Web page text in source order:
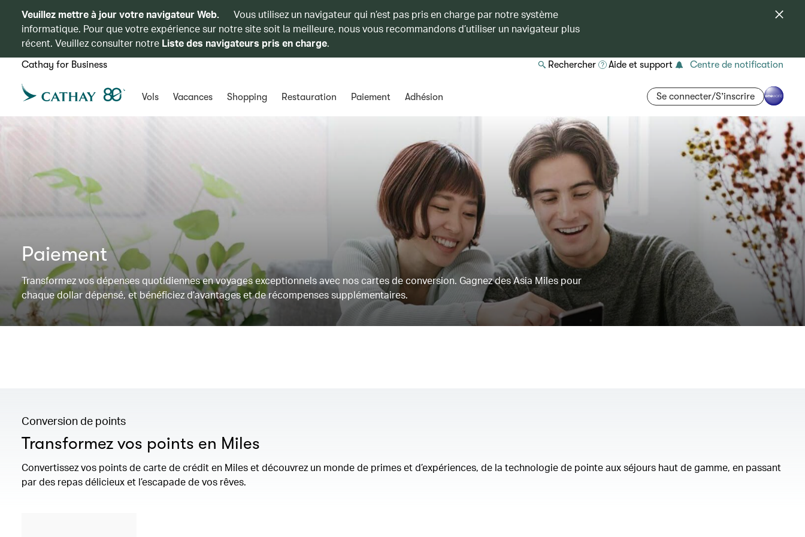
Veuillez mettre à jour votre navigateur Web.
Vous utilisez un navigateur qui n’est pas pris en charge par notre système
informatique. Pour que votre expérience sur notre site soit la meilleure, nous vous recommandons d’utiliser un navigateur plus
récent. Veuillez consulter notre Liste des navigateurs pris en charge.
Cathay for Business Rechercher Aide et support Centre de notification
Vols Vacances Shopping Restauration Paiement Adhésion Se connecter/S’inscrire
Paiement
Transformez vos dépenses quotidiennes en voyages exceptionnels avec nos cartes de conversion. Gagnez des Asia Miles pour
chaque dollar dépensé, et bénéficiez d’avantages et de récompenses supplémentaires.
Conversion de points
Transformez vos points en Miles
Convertissez vos points de carte de crédit en Miles et découvrez un monde de primes et d’expériences, de la technologie de pointe aux séjours haut de gamme, en passant
par des repas délicieux et l’escapade de vos rêves.